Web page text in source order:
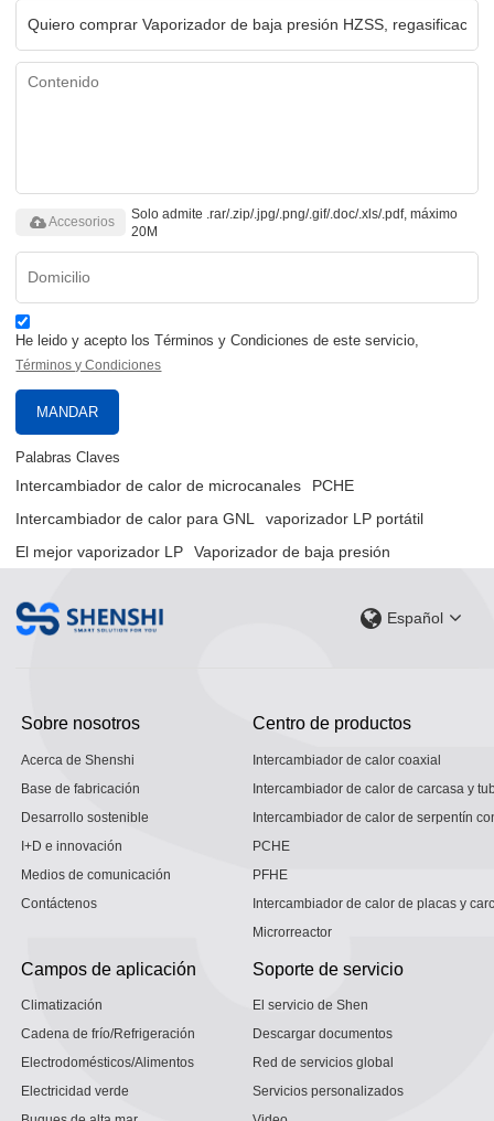
Solo admite .rar/.zip/.jpg/.png/.gif/.doc/.xls/.pdf, máximo
20M
Accesorios
He leido y acepto los Términos y Condiciones de este servicio,
Términos y Condiciones
MANDAR
Palabras Claves
Intercambiador de calor de microcanales
PCHE
Intercambiador de calor para GNL
vaporizador LP portátil
El mejor vaporizador LP
Vaporizador de baja presión
Español
Sobre nosotros
Acerca de Shenshi
Base de fabricación
Desarrollo sostenible
I+D e innovación
Medios de comunicación
Contáctenos
Centro de productos
Intercambiador de calor coaxial
Intercambiador de calor de carcasa y
Intercambiador de calor de serpentín
PCHE
PFHE
Intercambiador de calor de placas y
Microrreactor
Campos de aplicación
Climatización
Cadena de frío/Refrigeración
Electrodomésticos/Alimentos
Electricidad verde
Soporte de servicio
El servicio de Shen
Descargar documentos
Red de servicios global
Servicios personalizados